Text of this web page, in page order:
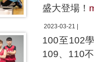
盛大登場！
2023-03-21 |
100至102
109、110